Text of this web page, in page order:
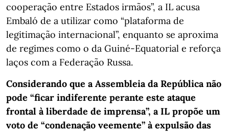
cooperação entre Estados irmãos”, a IL acusa
Embaló de a utilizar como “plataforma de
legitimação internacional”, enquanto se aproxima
de regimes como o da Guiné-Equatorial e reforça
laços com a Federação Russa.
Considerando que a Assembleia da República não
pode “ficar indiferente perante este ataque
frontal à liberdade de imprensa”, a IL propõe um
voto de “condenação veemente” à expulsão das